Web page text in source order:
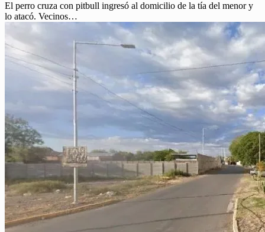
El perro cruza con pitbull ingresó al domicilio de la tía del menor y
lo atacó. Vecinos…